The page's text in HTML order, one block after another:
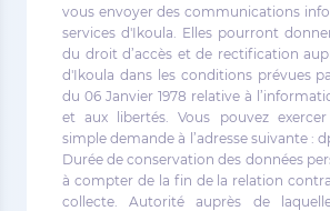
vous envoyer des communications
services d'Ikoula. Elles pourront
du droit d’accès et de rectification
d'Ikoula dans les conditions prévues
du 06 Janvier 1978 relative à
et aux libertés. Vous pouvez
simple demande à l’adresse suivante :
Durée de conservation des données
à compter de la fin de la relation
collecte. Autorité auprès de